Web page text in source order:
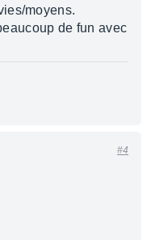
moyens.
de fun avec
#4